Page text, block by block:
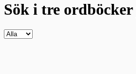
Sök i tre ordböcker